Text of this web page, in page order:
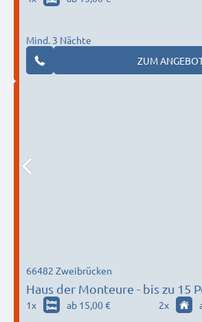
Mind. 3 Nächte
ZUM
Haus der Monteure - bis zu 15
66482 Zweibrücken
1x ab 15,00 € 2x